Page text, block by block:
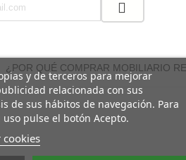
y de terceros para mejorar
relacionada con sus
de sus hábitos de navegación. Para
pulse el botón Acepto.
cookies
¿POR QUÉ COMPRAR MOBILIARIO